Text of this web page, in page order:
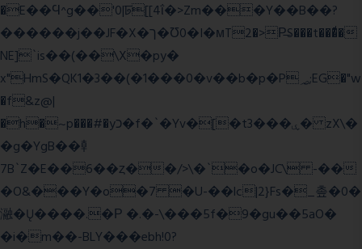
�E��Ϥ^g��'0|ꠓ[[4ΐ�>Zm���Y��B��?
������j��JF�X�ך�Ʊ0�I�мT2�>P̶S���t���ͩ�
NE]`is��(��\X�py�
x"HmS�QK1�3��(�1���0�v��b�p�P؃;EG�"w
�f&z@|
�h�~p���#�yכ�f�`�Yv�[�t3���ۑ� zX\�
�g�YgB��龺
7B`Z�E��6��ȥ��/>\�`�o�JC\ -��
�O&���Y�o�7 �U-��lc|2}Fs�_촢�0�
瀜�Ų����.�Ρ �.�-\���5f�9�gu��5aO�
�i�m��-BLY���ebh!0?